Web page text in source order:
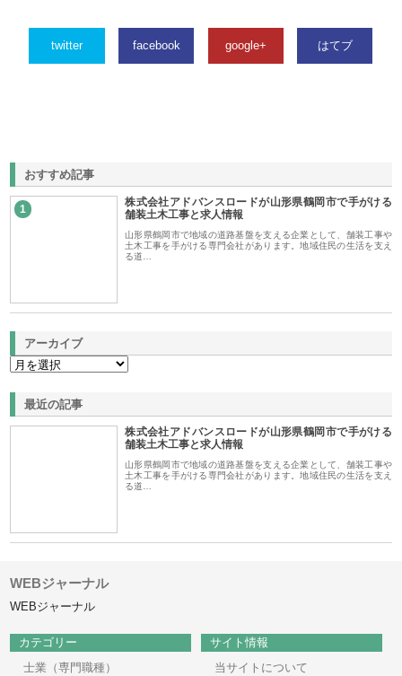
twitter facebook google+ はてブ
おすすめ記事
1
株式会社アドバンスロードが山形県鶴岡市で手がける
舗装土木工事と求人情報
山形県鶴岡市で地域の道路基盤を支える企業として、舗装工事や
土木工事を手がける専門会社があります。地域住民の生活を支え
る道…
アーカイブ
最近の記事
株式会社アドバンスロードが山形県鶴岡市で手がける
舗装土木工事と求人情報
山形県鶴岡市で地域の道路基盤を支える企業として、舗装工事や
土木工事を手がける専門会社があります。地域住民の生活を支え
る道…
WEBジャーナル
WEBジャーナル
カテゴリー
士業（専門職種）
サイト情報
当サイトについて